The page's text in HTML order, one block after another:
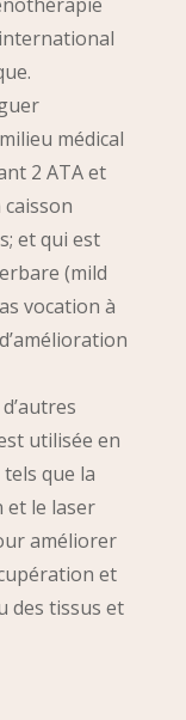
médical
2 ATA et
et qui est
(mild
vocation à
utilisée en
que la
le laser
améliorer
et
des tissus et